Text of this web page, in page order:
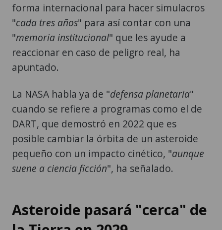
forma internacional para hacer simulacros
"cada tres años" para así contar con una
"memoria institucional" que les ayude a
reaccionar en caso de peligro real, ha
apuntado.
La NASA habla ya de "defensa planetaria"
cuando se refiere a programas como el de
DART, que demostró en 2022 que es
posible cambiar la órbita de un asteroide
pequeño con un impacto cinético, "aunque
suene a ciencia ficción", ha señalado.
Asteroide pasará "cerca" de